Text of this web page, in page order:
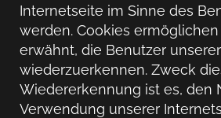
Internetseite im Sinne des
werden. Cookies
erwähnt, die Benutzer
wiederzuerkennen. Zweck
Wiedererkennung ist es, den
Verwendung unserer